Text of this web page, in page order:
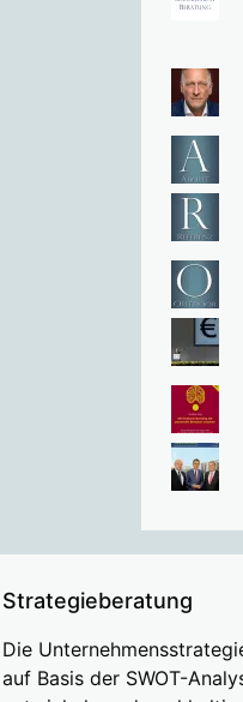
Strategieberatung
Die
auf Basis der SWOT-